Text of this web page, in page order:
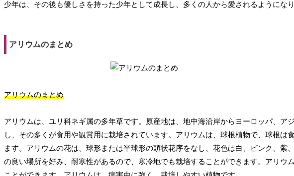
少年は、その後も優しさを持った少年として成長し、多くの人から愛されるようになり
アリウムのまとめ
アリウムのまとめ
アリウムは、ユリ科ネギ属の多年草です。原産地は、地中海沿岸からヨーロッパ、ア
し、その多くが食用や観賞用に栽培されています。アリウムは、球根植物で、球根は
ます。アリウムの花は、球形または半球形の頭状花序をなし、花色は白、ピンク、紫
の良い場所を好み、耐寒性があるので、寒冷地でも栽培することができます。アリウ